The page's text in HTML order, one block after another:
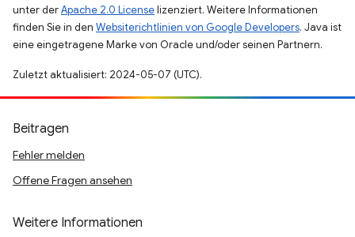
unter derApache 2.0 Licenselizenziert. Weitere Informationen
finden Sie in den Websiterichtlinien von Google Developers. Java ist
eine eingetragene Marke von Oracle und/oder seinen Partnern.
Zuletzt aktualisiert: 2024-05-07 (UTC).
Beitragen
Fehler melden
Offene Fragen ansehen
Weitere Informationen